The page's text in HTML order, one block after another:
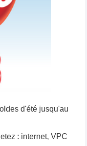
d'été jusqu'au
: internet, VPC